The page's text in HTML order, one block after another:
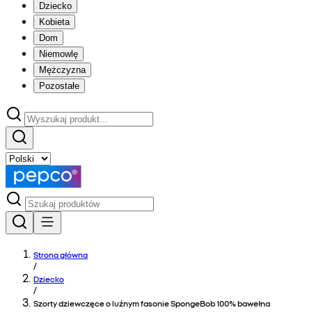
Dziecko
Kobieta
Dom
Niemowlę
Mężczyzna
Pozostałe
Strona główna
/
Dziecko
/
Szorty dziewczęce o luźnym fasonie SpongeBob 100% bawełna